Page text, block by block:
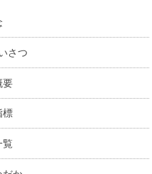
さつ
要
標
覧